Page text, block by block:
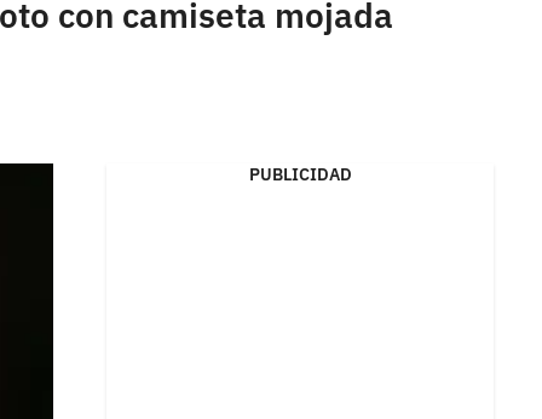
con camiseta mojada
PUBLICIDAD